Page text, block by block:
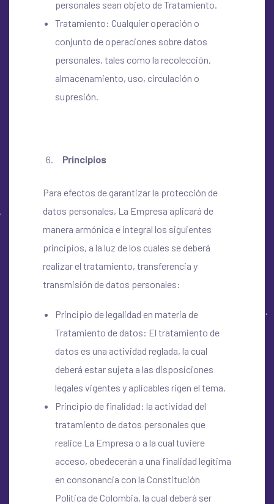
personales sean objeto de Tratamiento.
Tratamiento: Cualquier operación o
conjunto de operaciones sobre datos
personales, tales como la recolección,
almacenamiento, uso, circulación o
supresión.
Principios
Para efectos de garantizar la protección de
datos personales, La Empresa aplicará de
manera armónica e integral los siguientes
principios, a la luz de los cuales se deberá
realizar el tratamiento, transferencia y
transmisión de datos personales:
Principio de legalidad en materia de
Tratamiento de datos: El tratamiento de
datos es una actividad reglada, la cual
deberá estar sujeta a las disposiciones
legales vigentes y aplicables rigen el tema.
Principio de finalidad: la actividad del
tratamiento de datos personales que
realice La Empresa o a la cual tuviere
acceso, obedecerán a una finalidad legítima
en consonancia con la Constitución
Política de Colombia, la cual deberá ser